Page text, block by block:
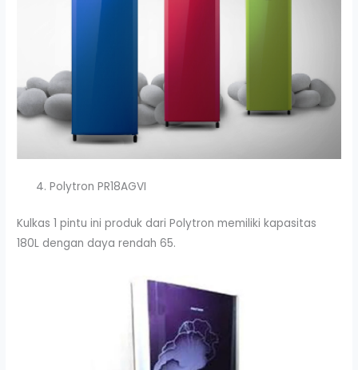
Polytron PR18AGVI
Kulkas 1 pintu ini produk dari Polytron memiliki kapasitas
180L dengan daya rendah 65.